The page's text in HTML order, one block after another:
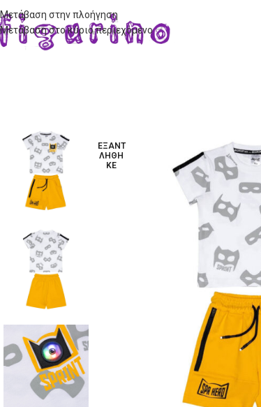
Μετάβαση στην πλοήγηση
Μετάβαση στο κύριο περιεχόμενο
ΕΞΑΝΤ
ΛΉΘΗ
ΚΕ